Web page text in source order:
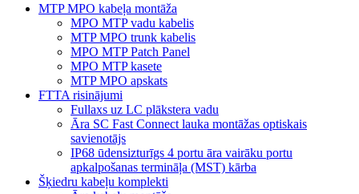
MTP MPO kabeļa montāža
MPO MTP vadu kabelis
MTP MPO trunk kabelis
MPO MTP Patch Panel
MPO MTP kasete
MTP MPO apskats
FTTA risinājumi
Fullaxs uz LC plākstera vadu
Āra SC Fast Connect lauka montāžas optiskais
savienotājs
IP68 ūdensizturīgs 4 portu āra vairāku portu
apkalpošanas termināļa (MST) kārba
Šķiedru kabeļu komplekti